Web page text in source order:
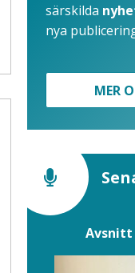
särskilda
nya
MER
Avsnitt